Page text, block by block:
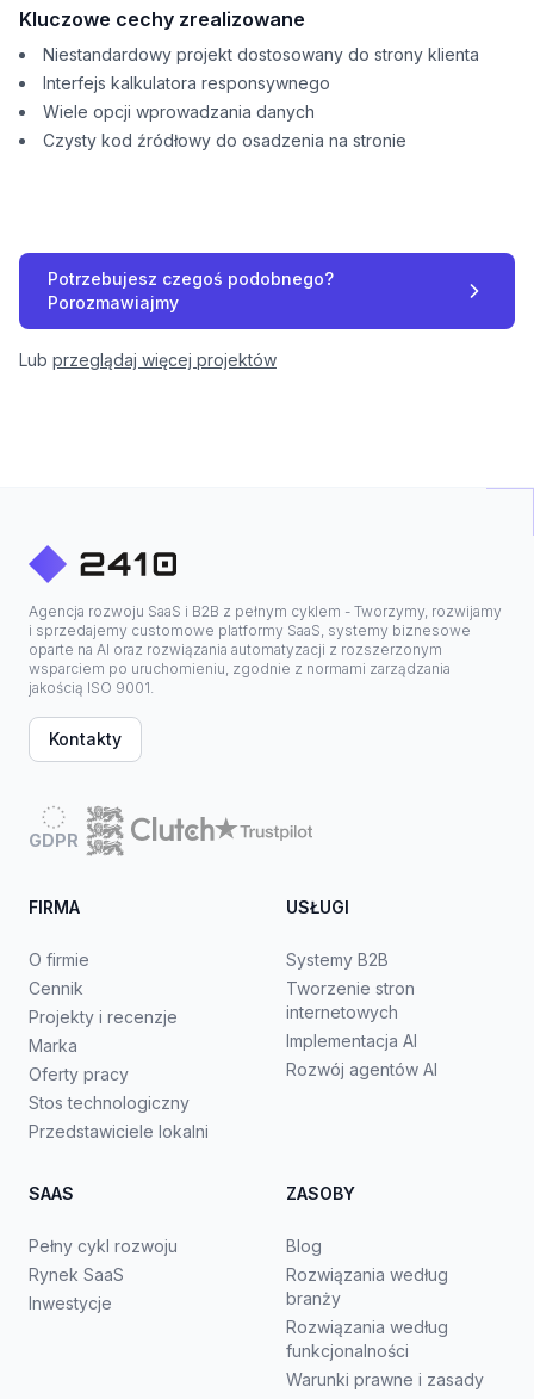
Kluczowe cechy zrealizowane
Niestandardowy projekt dostosowany do strony klienta
Interfejs kalkulatora responsywnego
Wiele opcji wprowadzania danych
Czysty kod źródłowy do osadzenia na stronie
Potrzebujesz czegoś podobnego?
Porozmawiajmy
Lub przeglądaj więcej projektów
Agencja rozwoju SaaS i B2B z pełnym cyklem - Tworzymy, rozwijamy
i sprzedajemy customowe platformy SaaS, systemy biznesowe
oparte na AI oraz rozwiązania automatyzacji z rozszerzonym
wsparciem po uruchomieniu, zgodnie z normami zarządzania
jakością ISO 9001.
Kontakty
GDPR
FIRMA
O firmie
Cennik
Projekty i recenzje
Marka
Oferty pracy
Stos technologiczny
Przedstawiciele lokalni
USŁUGI
Systemy B2B
Tworzenie stron
internetowych
Implementacja AI
Rozwój agentów AI
SAAS
Pełny cykl rozwoju
Rynek SaaS
Inwestycje
ZASOBY
Blog
Rozwiązania według
branży
Rozwiązania według
funkcjonalności
Warunki prawne i zasady